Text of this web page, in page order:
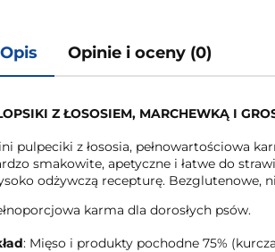
Opis Opinie i oceny (0)
Z ŁOSOSIEM, MARCHEWKĄ I
pulpeciki z łososia, pełnowartościowa
smakowite, apetyczne i łatwe do
odżywczą recepturę. Bezglutenowe,
karma dla dorosłych psów.
: Mięso i produkty pochodne 75%